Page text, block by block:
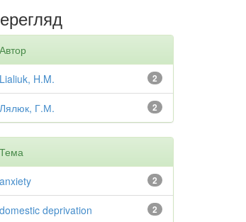
Автор
2
Lialiuk, H.M.
2
Лялюк, Г.М.
Тема
2
anxiety
2
domestic deprivation